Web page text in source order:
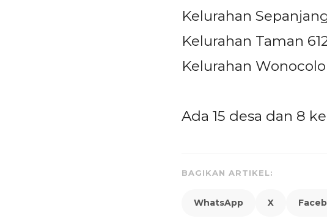
Kelurahan
Kelurahan Taman
Kelurahan Wonocolo
Ada 15 desa dan 8
BAGIKAN ARTIKEL:
WhatsApp X